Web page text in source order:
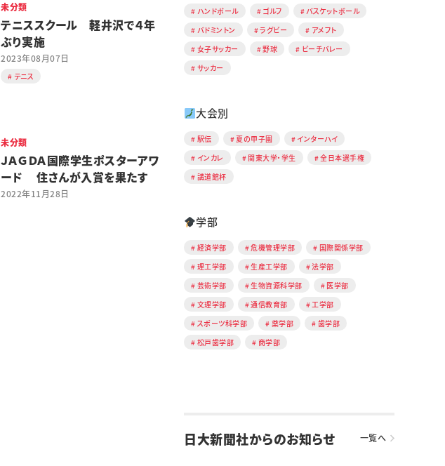
未分類
テニススクール 軽井沢で４年
ぶり実施
2023年08月07日
テニス
未分類
ＪＡＧＤＡ国際学生ポスターアワ
ード 住さんが入賞を果たす
2022年11月28日
ハンドボール
ゴルフ
バスケットボール
バドミントン
ラグビー
アメフト
女子サッカー
野球
ビーチバレー
サッカー
大会別
駅伝 夏の甲子園
インターハイ
インカレ
関東大学・学生
全日本選手権
講道館杯
学部
経済学部 危機管理学部
国際関係学部
理工学部
生産工学部
法学部
芸術学部
生物資源科学部
医学部
文理学部
通信教育部
工学部
スポーツ科学部
薬学部
歯学部
松戸歯学部
商学部
日大新聞社からのお知らせ 一覧へ